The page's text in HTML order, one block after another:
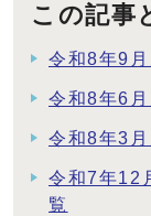
この記事
令和8年9
令和8年6
令和8年3
令和7年12
覧